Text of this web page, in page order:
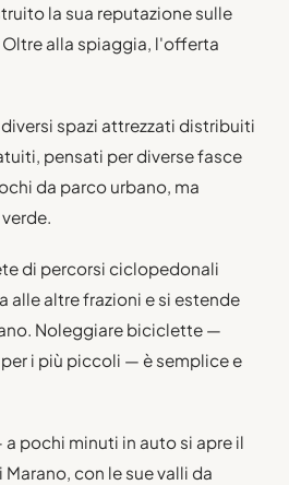
la sua reputazione sulle
alla spiaggia, l'offerta
spazi attrezzati distribuiti
pensati per diverse fasce
da parco urbano, ma
di percorsi ciclopedonali
alle altre frazioni e si estende
Noleggiare biciclette —
i più piccoli — è semplice e
a pochi minuti in auto si apre il
con le sue valli da